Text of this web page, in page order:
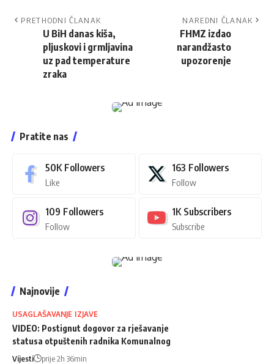
PRETHODNI ČLANAK
U BiH danas kiša,
pljuskovi i grmljavina
uz pad temperature
zraka
NAREDNI ČLANAK
FHMZ izdao
narandžasto
upozorenje
Pratite nas
50K Followers
Like
163 Followers
Follow
109 Followers
Follow
1K Subscribers
Subscribe
Najnovije
USAGLAŠAVANJE IZJAVE
VIDEO: Postignut dogovor za rješavanje
statusa otpuštenih radnika Komunalnog
Vijesti prije 2h 36min